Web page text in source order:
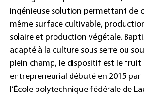
ingénieuse solution permettant de
même surface cultivable,
solaire et production végétale.
adapté à la culture sous serre ou
plein champ, le dispositif est le fruit
entrepreneurial débuté en 2015 par
l’École polytechnique fédérale de